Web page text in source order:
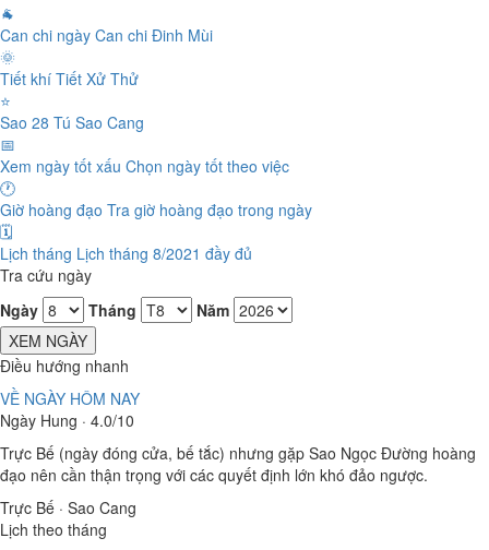
🐐
Can chi ngày Can chi Đinh Mùi
🌞
Tiết khí Tiết Xử Thử
⭐
Sao 28 Tú Sao Cang
📅
Xem ngày tốt xấu Chọn ngày tốt theo việc
🕐
Giờ hoàng đạo Tra giờ hoàng đạo trong ngày
🗓️
Lịch tháng Lịch tháng 8/2021 đầy đủ
Tra cứu ngày
Ngày
Tháng
Năm
XEM NGÀY
Điều hướng nhanh
VỀ NGÀY HÔM NAY
Ngày Hung · 4.0/10
Trực Bế (ngày đóng cửa, bế tắc) nhưng gặp Sao Ngọc Đường hoàng
đạo nên cần thận trọng với các quyết định lớn khó đảo ngược.
Trực Bế · Sao Cang
Lịch theo tháng